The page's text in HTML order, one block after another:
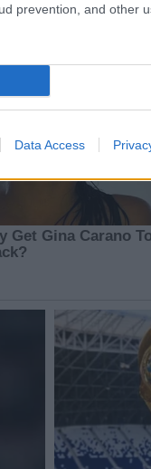
prevention, and other
Data Access